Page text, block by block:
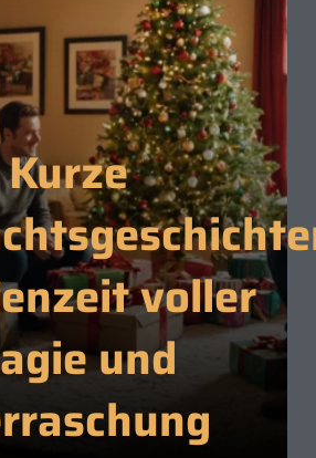
Kurze
voller
und